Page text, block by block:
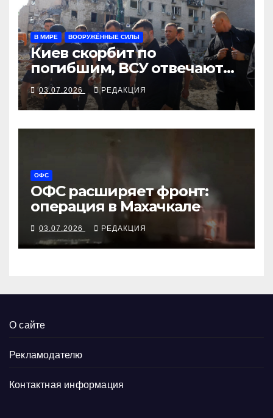
В МИРЕ ВООРУЖЁННЫЕ СИЛЫ
Киев скорбит по
погибшим, ВСУ отвечают
ударами на террор
03.07.2026 РЕДАКЦИЯ
ОФС
ОФС расширяет фронт:
операция в Махачкале
03.07.2026 РЕДАКЦИЯ
О сайте
Рекламодателю
Контактная информация